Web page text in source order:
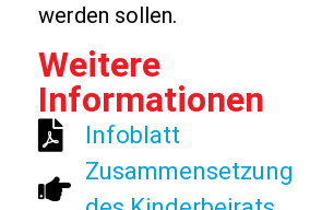
werden sollen.
Weitere
Informationen
Infoblatt
Zusammensetzung